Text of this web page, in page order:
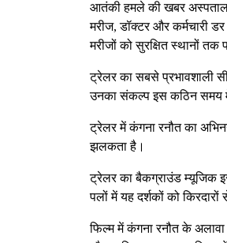
आतंकी हमले की खबर अस्पताल
मरीज, डॉक्टर और कर्मचारी डर
मरीजों को सुरक्षित स्थानों
ट्रेलर का सबसे प्रभावशाली
उनका संकल्प इस कठिन समय
ट्रेलर में कंगना रनौत का
झलकता है।
ट्रेलर का बैकग्राउंड म्यूजिक
पलों में यह दर्शकों को
फिल्म में कंगना रनौत के अलावा